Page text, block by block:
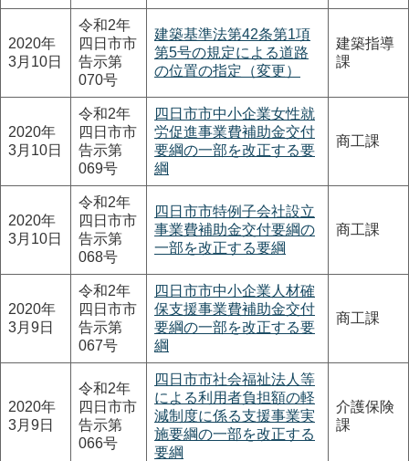
2020年
3月10日
令和2年
四日市市
告示第
070号
建築基準法第42条第1項
第5号の規定による道路
の位置の指定（変更）
建築指導
課
2020年
3月10日
令和2年
四日市市
告示第
069号
四日市市中小企業女性就
労促進事業費補助金交付
要綱の一部を改正する要
綱
商工課
2020年
3月10日
令和2年
四日市市
告示第
068号
四日市市特例子会社設立
事業費補助金交付要綱の
一部を改正する要綱
商工課
2020年
3月9日
令和2年
四日市市
告示第
067号
四日市市中小企業人材確
保支援事業費補助金交付
要綱の一部を改正する要
綱
商工課
2020年
3月9日
令和2年
四日市市
告示第
066号
四日市市社会福祉法人等
による利用者負担額の軽
減制度に係る支援事業実
施要綱の一部を改正する
要綱
介護保険
課